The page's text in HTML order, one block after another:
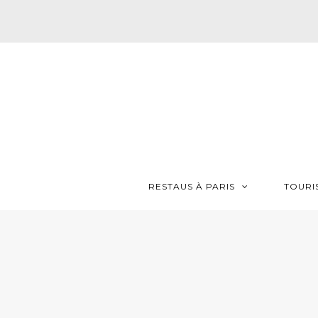
RESTAUS À PARIS